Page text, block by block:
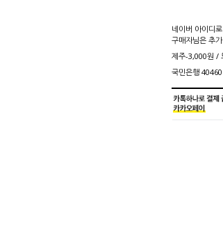
네이버 아이디
구매자님은 추
제주-3,000원 /
국민은행